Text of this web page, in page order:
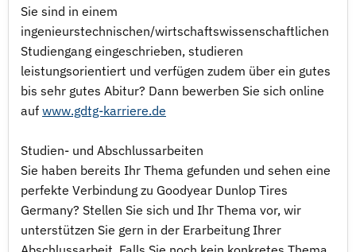
Sie sind in einem
ingenieurstechnischen/wirtschaftswissenschaftlichen
Studiengang eingeschrieben, studieren
leistungsorientiert und verfügen zudem über ein gutes
bis sehr gutes Abitur? Dann bewerben Sie sich online
auf www.gdtg-karriere.de
Studien- und Abschlussarbeiten
Sie haben bereits Ihr Thema gefunden und sehen eine
perfekte Verbindung zu Goodyear Dunlop Tires
Germany? Stellen Sie sich und Ihr Thema vor, wir
unterstützen Sie gern in der Erarbeitung Ihrer